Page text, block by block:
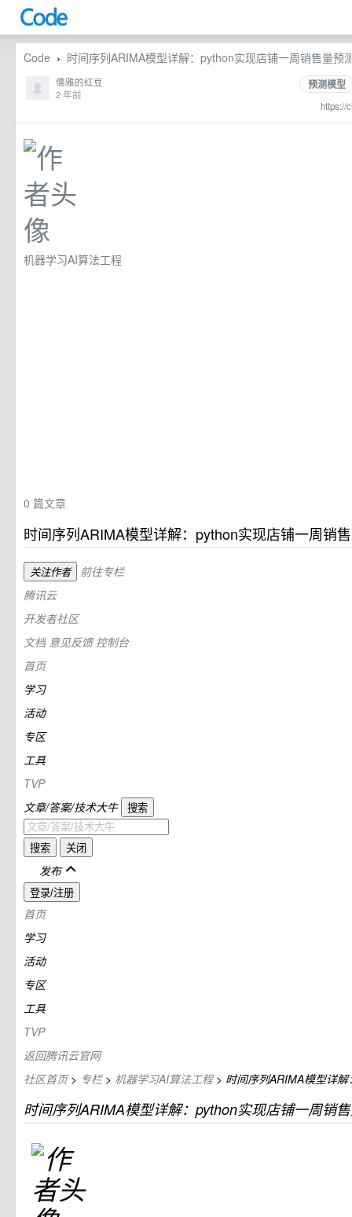
Code › 时间序列ARIMA模型详解：python实现店铺一周销售量预
预测模型
https://
儒雅的红豆
2 年前
机器学习AI算法工程
0 篇文章
时间序列ARIMA模型详解：python实现店铺一周销
关注作者
前往专栏
腾讯云
开发者社区
文档意见反馈 控制台
首页
学习
活动
专区
工具
TVP
文章/答案/技术大牛
搜索
搜索 关闭
发布
登录/注册
首页
学习
活动
专区
工具
TVP
返回腾讯云官网
社区首页> 专栏 > 机器学习AI算法工程> 时间序列ARIMA模型详
时间序列ARIMA模型详解：python实现店铺一周销